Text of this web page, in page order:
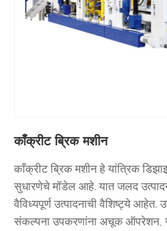
काँक्रीट ब्रिक मशीन
काँक्रीट ब्रिक मशीन हे यांत्रिक
सुधारणेचे मॉडेल आहे. यात जलद
वैविध्यपूर्ण उत्पादनाची वैशिष्ट्ये आहेत.
संकल्पना उपकरणांना अचूक ऑपरेशन,